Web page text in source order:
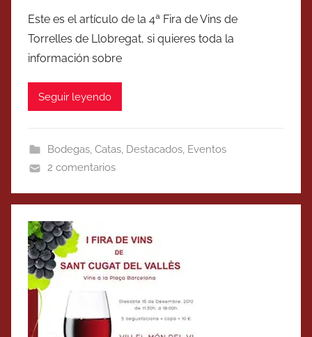
Este es el artículo de la 4ª Fira de Vins de
Torrelles de Llobregat, si quieres toda la
información sobre
Seguir leyendo
Bodegas, Catas, Destacados, Eventos
2 comentarios